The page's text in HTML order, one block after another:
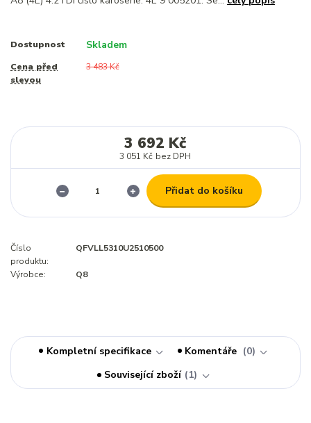
Dostupnost Skladem
Cena před
slevou
3 483 Kč
3 692 Kč
3 051 Kč bez DPH
Přidat do košíku
Číslo
produktu:
QFVLL5310U2510500
Výrobce: Q8
Kompletní specifikace Komentáře
0
Související zboží
1